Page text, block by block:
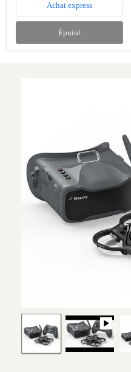
335
Achat express
Épuisé